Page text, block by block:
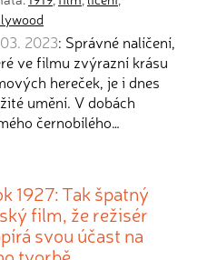
03. 2023: Správné nalíčení,
ve filmu zvýrazní krásu
hereček, je i dnes
umění. V dobách
černobílého…
1927: Tak špatný
film, že režisér
svou účast na